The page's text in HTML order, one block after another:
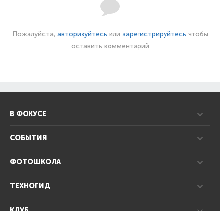
Пожалуйста, авторизуйтесь или зарегистрируйтесь чтобы
оставить комментарий
В ФОКУСЕ
СОБЫТИЯ
ФОТОШКОЛА
ТЕХНОГИД